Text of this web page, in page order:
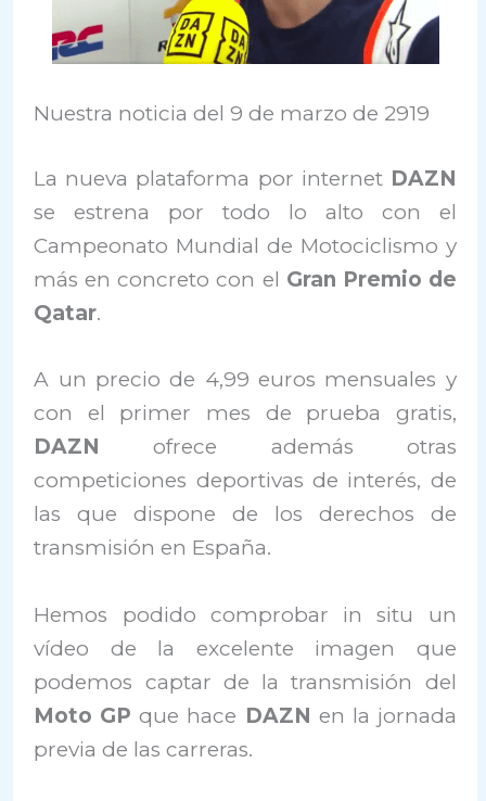
Nuestra noticia del 9 de marzo de 2919
La nueva plataforma por internet DAZN
se estrena por todo lo alto con el
Campeonato Mundial de Motociclismo y
más en concreto con el Gran Premio de
Qatar.
A un precio de 4,99 euros mensuales y
con el primer mes de prueba gratis,
DAZN ofrece además otras
competiciones deportivas de interés, de
las que dispone de los derechos de
transmisión en España.
Hemos podido comprobar in situ un
vídeo de la excelente imagen que
podemos captar de la transmisión del
Moto GP que hace DAZN en la jornada
previa de las carreras.